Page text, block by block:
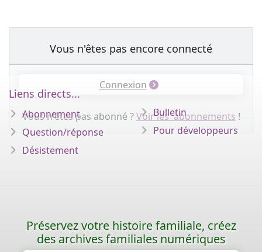
Vous n'êtes pas encore connecté
Connexion
Vous n'êtes pas abonné ?Voir les abonnements !
Liens directs...
Abonnement
Question/réponse
Désistement
Bulletin
Pour développeurs
Préservez votre histoire familiale, créez
des archives familiales numériques